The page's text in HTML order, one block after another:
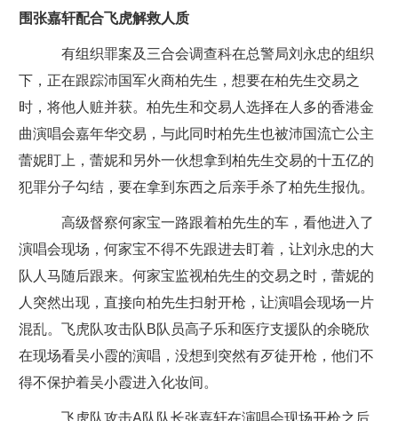
围张嘉轩配合飞虎解救人质
有组织罪案及三合会调查科在总警局刘永忠的组织
下，正在跟踪沛国军火商柏先生，想要在柏先生交易之
时，将他人赃并获。柏先生和交易人选择在人多的香港金
曲演唱会嘉年华交易，与此同时柏先生也被沛国流亡公主
蕾妮盯上，蕾妮和另外一伙想拿到柏先生交易的十五亿的
犯罪分子勾结，要在拿到东西之后亲手杀了柏先生报仇。
高级督察何家宝一路跟着柏先生的车，看他进入了
演唱会现场，何家宝不得不先跟进去盯着，让刘永忠的大
队人马随后跟来。何家宝监视柏先生的交易之时，蕾妮的
人突然出现，直接向柏先生扫射开枪，让演唱会现场一片
混乱。飞虎队攻击队B队员高子乐和医疗支援队的余晓欣
在现场看吴小霞的演唱，没想到突然有歹徒开枪，他们不
得不保护着吴小霞进入化妆间。
飞虎队攻击A队队长张嘉轩在演唱会现场开枪之后